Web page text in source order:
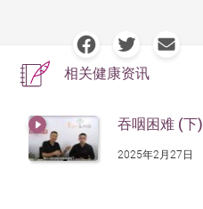
相关健康资讯
吞咽困难 (下)
2025年2月27日